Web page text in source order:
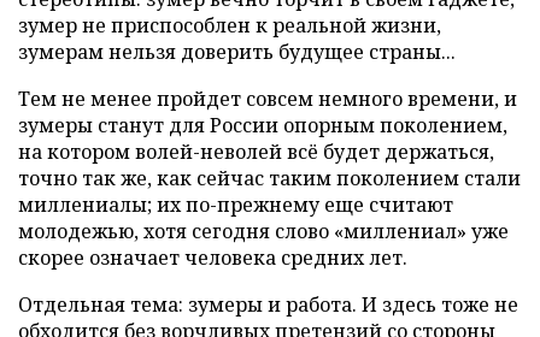
зумер не приспособлен к реальной жизни,
зумерам нельзя доверить будущее страны...
Тем не менее пройдет совсем немного времени, и
зумеры станут для России опорным поколением,
на котором волей-неволей всё будет держаться,
точно так же, как сейчас таким поколением стали
миллениалы; их по-прежнему еще считают
молодежью, хотя сегодня слово «миллениал» уже
скорее означает человека средних лет.
Отдельная тема: зумеры и работа. И здесь тоже не
обходится без ворчливых претензий со стороны